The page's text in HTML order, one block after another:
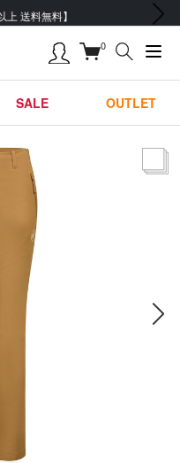
」開催中
次の画像
0
SALE OUTLET